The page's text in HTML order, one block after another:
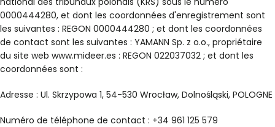
0000444280, et dont les coordonnées d'enregistrement sont
les suivantes : REGON 0000444280 ; et dont les coordonnées
de contact sont les suivantes : YAMANN Sp. z o.o., propriétaire
du site web www.mideer.es : REGON 022037032 ; et dont les
coordonnées sont :
Adresse : Ul. Skrzypowa 1, 54-530 Wrocław, Dolnośląski, POLOGNE
Numéro de téléphone de contact : +34 961 125 579